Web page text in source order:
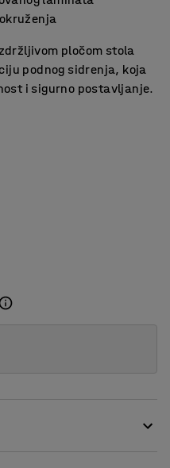
pločom stola
podnog sidrenja, koja
i sigurno postavljanje.